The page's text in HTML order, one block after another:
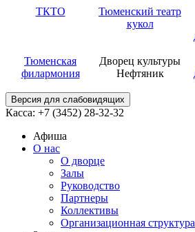
ТКТО
Тюменский театр
кукол
Тюменская
филармония
Дворец культуры
Нефтяник
Версия для слабовидящих
Касса: +7 (3452) 28-32-32
Афиша
О нас
О дворце
Залы
Руководство
Партнеры
Коллективы
Организационная структура